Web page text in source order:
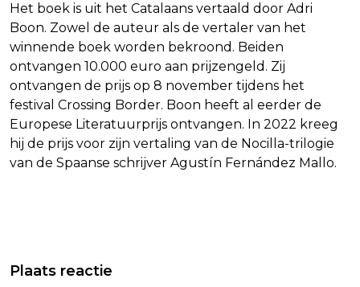
Het boek is uit het Catalaans vertaald door Adri
Boon. Zowel de auteur als de vertaler van het
winnende boek worden bekroond. Beiden
ontvangen 10.000 euro aan prijzengeld. Zij
ontvangen de prijs op 8 november tijdens het
festival Crossing Border. Boon heeft al eerder de
Europese Literatuurprijs ontvangen. In 2022 kreeg
hij de prijs voor zijn vertaling van de Nocilla-trilogie
van de Spaanse schrijver Agustín Fernández Mallo.
HOGERE INVOERTARIEVEN EN
MÁXIMA SPREEKT MET ZUSTERS IN
Plaats reactie